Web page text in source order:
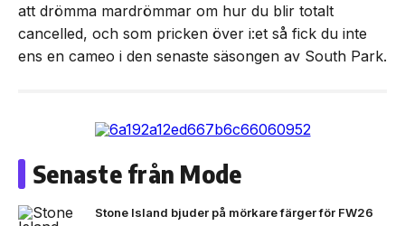
att drömma mardrömmar om hur du blir totalt
cancelled, och som pricken över i:et så fick du inte
ens en cameo i den senaste säsongen av South Park.
Senaste från Mode
Stone Island bjuder på mörkare färger för FW26